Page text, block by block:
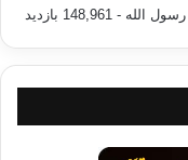
نکاتی دیگر باعث شد تا
که اتفاقاً ادبیات
دولت نهم و دهم، نگرش
الله - 148,961 بازدید